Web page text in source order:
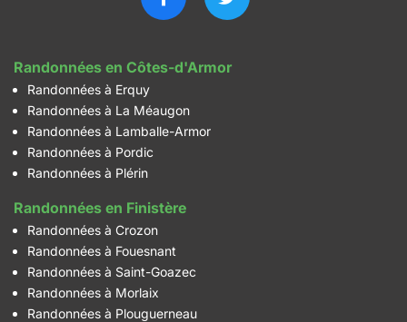
Randonnées en Côtes-d'Armor
Randonnées à Erquy
Randonnées à La Méaugon
Randonnées à Lamballe-Armor
Randonnées à Pordic
Randonnées à Plérin
Randonnées en Finistère
Randonnées à Crozon
Randonnées à Fouesnant
Randonnées à Saint-Goazec
Randonnées à Morlaix
Randonnées à Plouguerneau